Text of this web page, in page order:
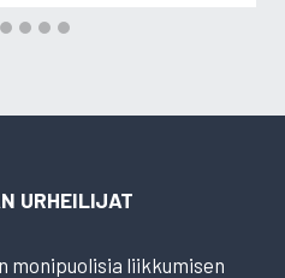
URHEILIJAT
monipuolisia liikkumisen